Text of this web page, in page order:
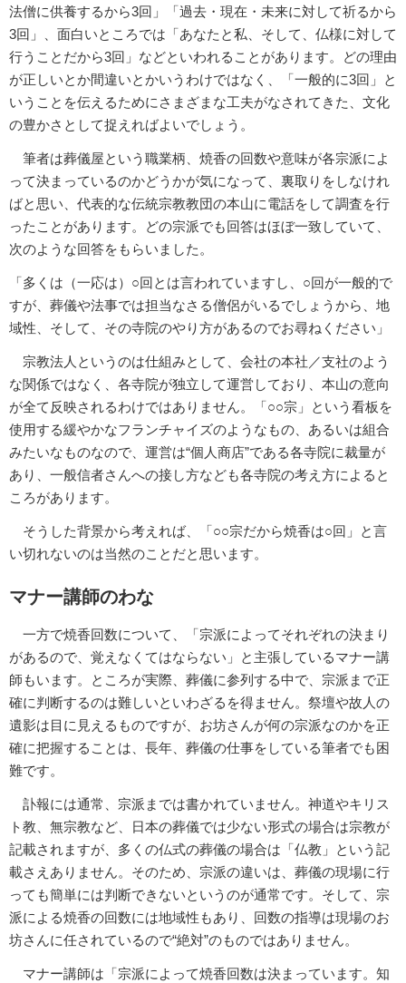
法僧に供養するから3回」「過去・現在・未来に対して祈るから
3回」、面白いところでは「あなたと私、そして、仏様に対して
行うことだから3回」などといわれることがあります。どの理由
が正しいとか間違いとかいうわけではなく、「一般的に3回」と
いうことを伝えるためにさまざまな工夫がなされてきた、文化
の豊かさとして捉えればよいでしょう。
筆者は葬儀屋という職業柄、焼香の回数や意味が各宗派によ
って決まっているのかどうかが気になって、裏取りをしなけれ
ばと思い、代表的な伝統宗教教団の本山に電話をして調査を行
ったことがあります。どの宗派でも回答はほぼ一致していて、
次のような回答をもらいました。
「多くは（一応は）○回とは言われていますし、○回が一般的で
すが、葬儀や法事では担当なさる僧侶がいるでしょうから、地
域性、そして、その寺院のやり方があるのでお尋ねください」
宗教法人というのは仕組みとして、会社の本社／支社のよう
な関係ではなく、各寺院が独立して運営しており、本山の意向
が全て反映されるわけではありません。「○○宗」という看板を
使用する緩やかなフランチャイズのようなもの、あるいは組合
みたいなものなので、運営は“個人商店”である各寺院に裁量が
あり、一般信者さんへの接し方なども各寺院の考え方によると
ころがあります。
そうした背景から考えれば、「○○宗だから焼香は○回」と言
い切れないのは当然のことだと思います。
マナー講師のわな
一方で焼香回数について、「宗派によってそれぞれの決まり
があるので、覚えなくてはならない」と主張しているマナー講
師もいます。ところが実際、葬儀に参列する中で、宗派まで正
確に判断するのは難しいといわざるを得ません。祭壇や故人の
遺影は目に見えるものですが、お坊さんが何の宗派なのかを正
確に把握することは、長年、葬儀の仕事をしている筆者でも困
難です。
訃報には通常、宗派までは書かれていません。神道やキリス
ト教、無宗教など、日本の葬儀では少ない形式の場合は宗教が
記載されますが、多くの仏式の葬儀の場合は「仏教」という記
載さえありません。そのため、宗派の違いは、葬儀の現場に行
っても簡単には判断できないというのが通常です。そして、宗
派による焼香の回数には地域性もあり、回数の指導は現場のお
坊さんに任されているので“絶対”のものではありません。
マナー講師は「宗派によって焼香回数は決まっています。知